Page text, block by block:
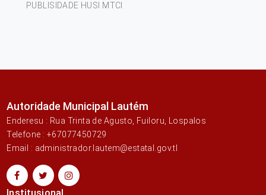
PUBLISIDADE HUSI MTCI
Autoridade Municipal Lautém
Enderesu : Rua Trinta de Agusto, Fuiloru, Lospalos
Telefone : +67077450729
Email : administrador.lautem@estatal.gov.tl